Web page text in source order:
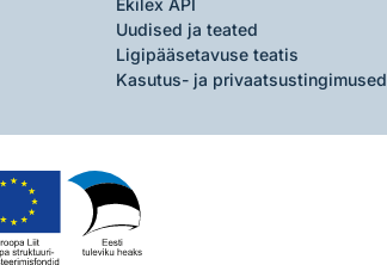
Ekilex API
Uudised ja teated
Ligipääsetavuse teatis
Kasutus- ja privaatsustingimused